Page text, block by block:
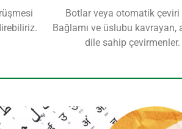
Botlar veya otomatik çeviri
Bağlamı ve üslubu kavrayan,
dile sahip çevirmenler.